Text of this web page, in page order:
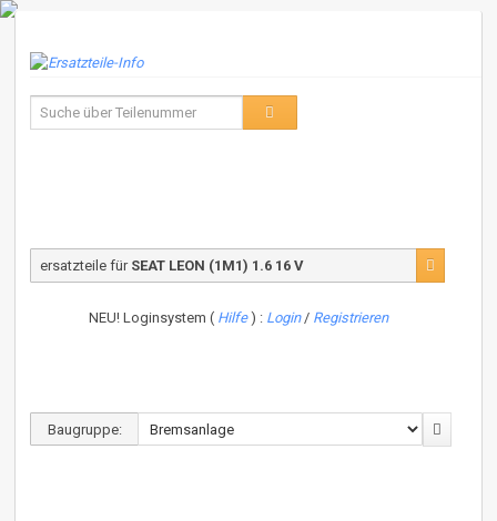
NEU! Loginsystem ( Hilfe) : Login / Registrieren
ersatzteile für SEAT LEON (1M1) 1.6 16 V
Baugruppe: